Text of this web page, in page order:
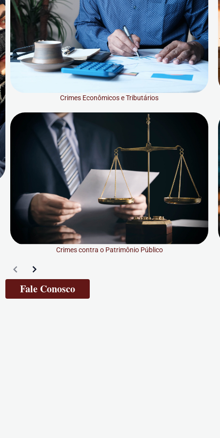
Crimes Econômicos e Tributários
Crimes contra o Patrimônio Público
Fale Conosco